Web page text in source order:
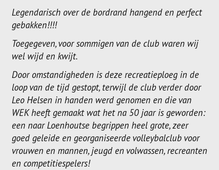
Legendarisch over de bordrand hangend en perfect
gebakken!!!!
Toegegeven, voor sommigen van de club waren wij
wel wijd en kwijt.
Door omstandigheden is deze recreatieploeg in de
loop van de tijd gestopt, terwijl de club verder door
Leo Helsen in handen werd genomen en die van
WEK heeft gemaakt wat het na 50 jaar is geworden:
een naar Loenhoutse begrippen heel grote, zeer
goed geleide en georganiseerde volleybalclub voor
vrouwen en mannen, jeugd en volwassen, recreanten
en competitiespelers!